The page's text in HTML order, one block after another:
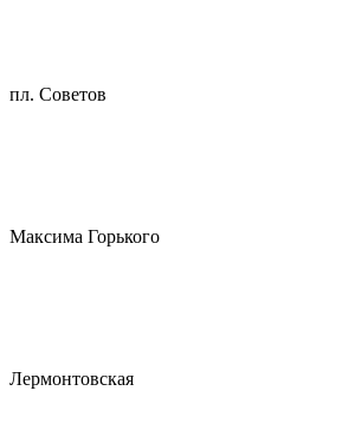
пл. Советов
Максима Горького
Лермонтовская